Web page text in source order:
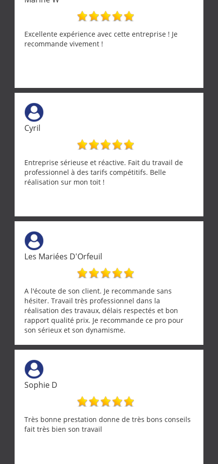
Excellente expérience avec cette entreprise ! Je
recommande vivement !
Cyril
Entreprise sérieuse et réactive. Fait du travail de
professionnel à des tarifs compétitifs. Belle
réalisation sur mon toit !
Les Mariées D'Orfeuil
A l'écoute de son client. Je recommande sans
hésiter. Travail très professionnel dans la
réalisation des travaux, délais respectés et bon
rapport qualité prix. Je recommande ce pro pour
son sérieux et son dynamisme.
Sophie D
Très bonne prestation donne de très bons conseils
fait très bien son travail